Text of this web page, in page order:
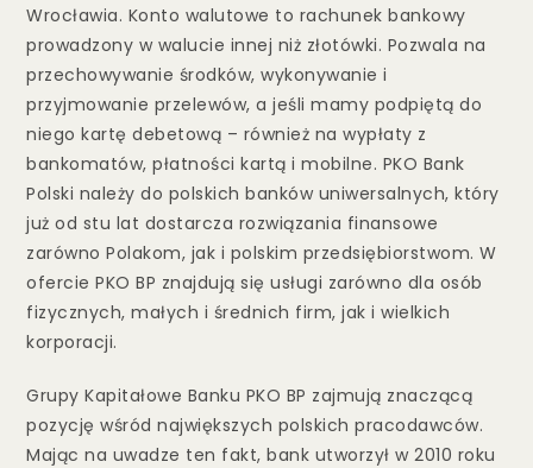
Wrocławia. Konto walutowe to rachunek bankowy
prowadzony w walucie innej niż złotówki. Pozwala na
przechowywanie środków, wykonywanie i
przyjmowanie przelewów, a jeśli mamy podpiętą do
niego kartę debetową – również na wypłaty z
bankomatów, płatności kartą i mobilne. PKO Bank
Polski należy do polskich banków uniwersalnych, który
już od stu lat dostarcza rozwiązania finansowe
zarówno Polakom, jak i polskim przedsiębiorstwom. W
ofercie PKO BP znajdują się usługi zarówno dla osób
fizycznych, małych i średnich firm, jak i wielkich
korporacji.
Grupy Kapitałowe Banku PKO BP zajmują znaczącą
pozycję wśród największych polskich pracodawców.
Mając na uwadze ten fakt, bank utworzył w 2010 roku